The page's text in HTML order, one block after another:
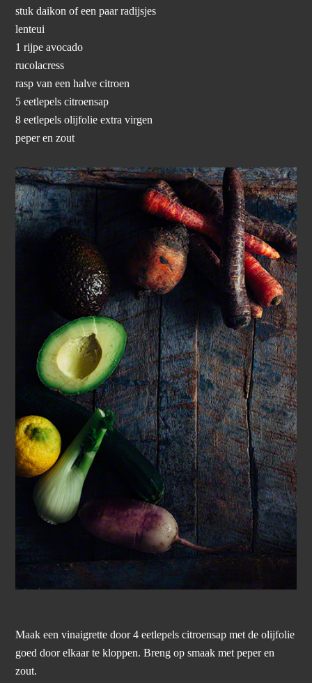
stuk daikon of een paar radijsjes
lenteui
1 rijpe avocado
rucolacress
rasp van een halve citroen
5 eetlepels citroensap
8 eetlepels olijfolie extra virgen
peper en zout
Maak een vinaigrette door 4 eetlepels citroensap met de olijfolie
goed door elkaar te kloppen. Breng op smaak met peper en
zout.